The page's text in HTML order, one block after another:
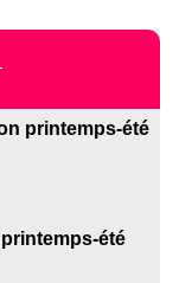
printemps-été
été